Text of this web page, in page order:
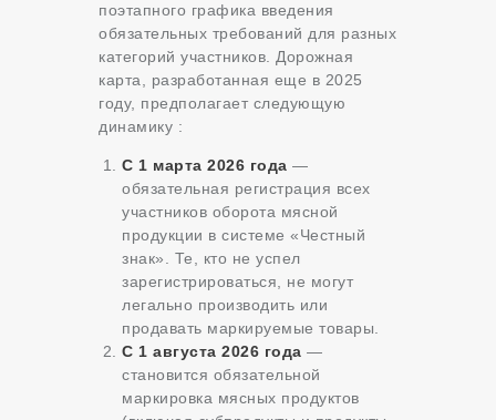
поэтапного графика введения
обязательных требований для разных
категорий участников. Дорожная
карта, разработанная еще в 2025
году, предполагает следующую
динамику :
С 1 марта 2026 года —
обязательная регистрация всех
участников оборота мясной
продукции в системе «Честный
знак». Те, кто не успел
зарегистрироваться, не могут
легально производить или
продавать маркируемые товары.
С 1 августа 2026 года —
становится обязательной
маркировка мясных продуктов